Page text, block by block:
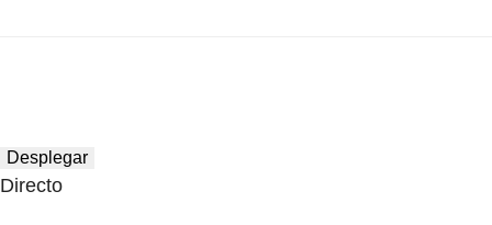
Desplegar
Directo